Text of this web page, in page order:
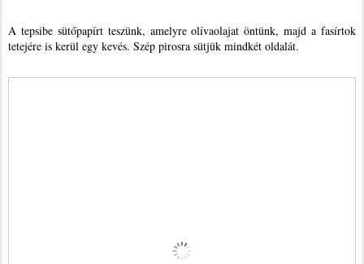
A tepsibe sütőpapírt teszünk, amelyre olívaolajat öntünk, majd a fasírtok
tetejére is kerül egy kevés. Szép pirosra sütjük mindkét oldalát.